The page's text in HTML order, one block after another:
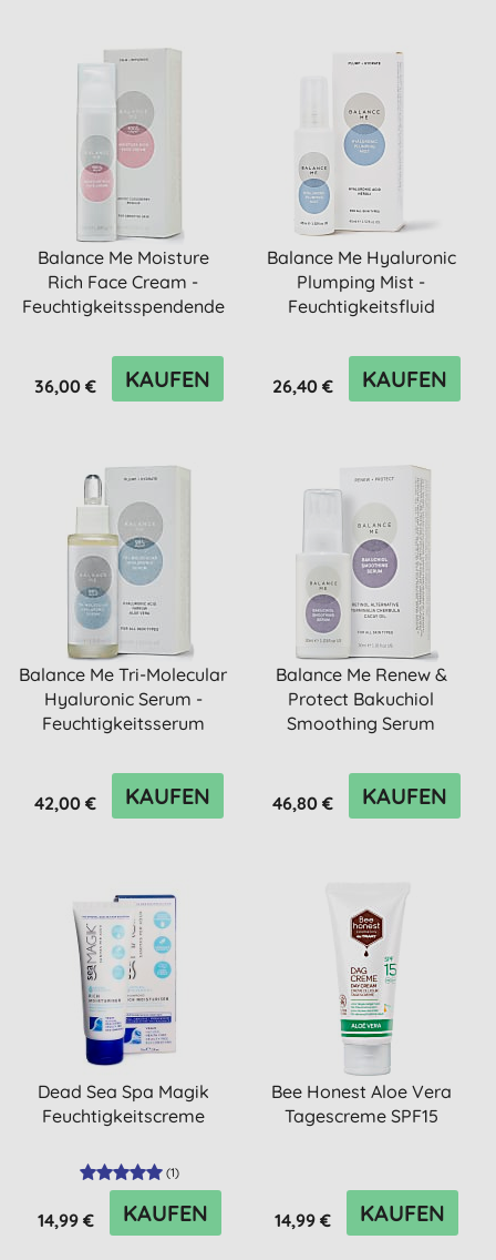
Balance Me Moisture
Rich Face Cream -
Feuchtigkeitsspendende
36,00 € KAUFEN
Balance Me Hyaluronic
Plumping Mist -
Feuchtigkeitsfluid
26,40 € KAUFEN
Balance Me Tri-Molecular
Hyaluronic Serum -
Feuchtigkeitsserum
42,00 € KAUFEN
Balance Me Renew &
Protect Bakuchiol
Smoothing Serum
46,80 € KAUFEN
Dead Sea Spa Magik
Feuchtigkeitscreme
(1)
14,99 € KAUFEN
Bee Honest Aloe Vera
Tagescreme SPF15
14,99 € KAUFEN